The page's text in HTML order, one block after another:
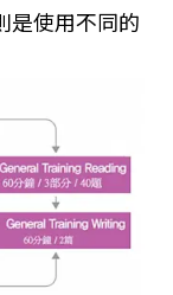
V V
是使用不同的